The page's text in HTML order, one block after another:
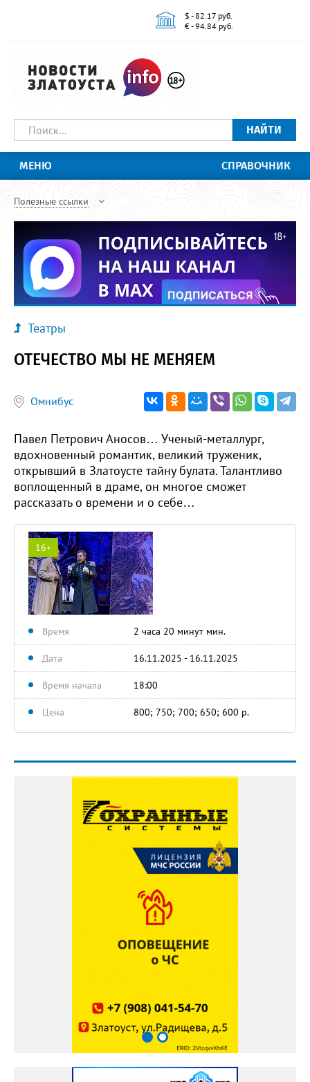
$ - 82.17 руб.
€ - 94.84 руб.
НАЙТИ
МЕНЮ СПРАВОЧНИК
Полезные ссылки
Театры
ОТЕЧЕСТВО МЫ НЕ МЕНЯЕМ
Омнибус
Павел Петрович Аносов… Ученый-металлург,
вдохновенный романтик, великий труженик,
открывший в Златоусте тайну булата. Талантливо
воплощенный в драме, он многое сможет
рассказать о времени и о себе…
16+
Время 2 часа 20 минут мин.
Дата 16.11.2025 - 16.11.2025
Время начала 18:00
Цена 800; 750; 700; 650; 600 р.